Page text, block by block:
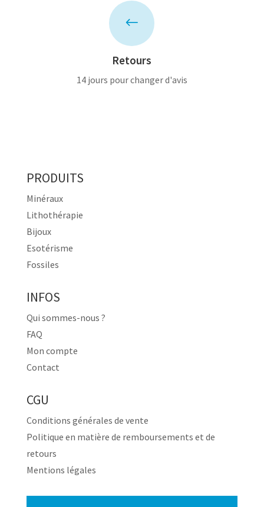
#
Retours
14 jours pour changer d'avis
PRODUITS
Minéraux
Lithothérapie
Bijoux
Esotérisme
Fossiles
INFOS
Qui sommes-nous ?
FAQ
Mon compte
Contact
CGU
Conditions générales de vente
Politique en matière de remboursements et de
retours
Mentions légales